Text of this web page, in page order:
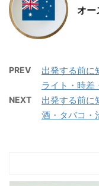
オー
PREV
出発する前に
ライト・時差
NEXT
出発する前に
酒・タバコ・